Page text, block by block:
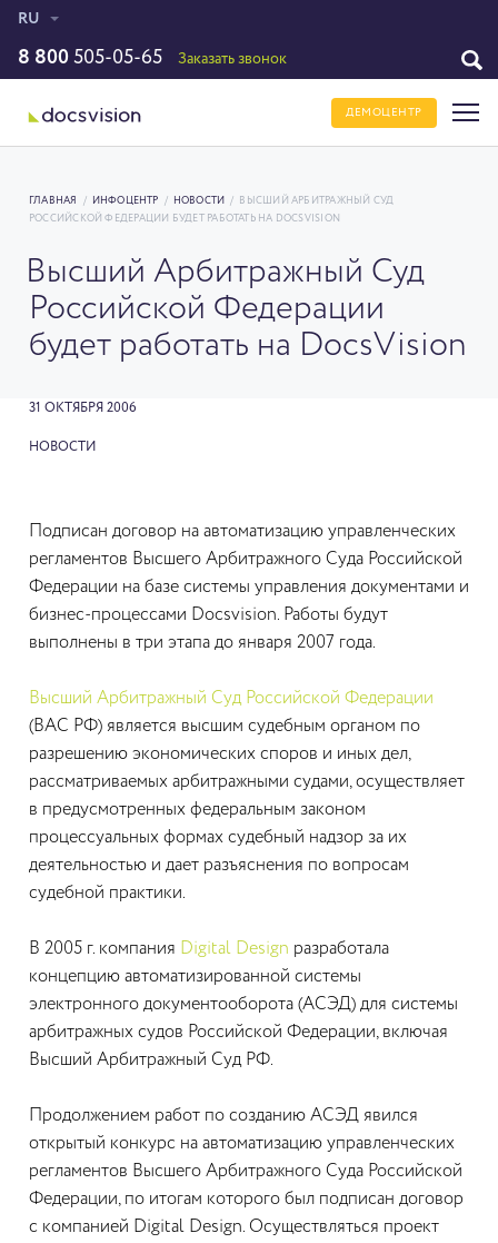
RU
8 800 505-05-65 Заказать звонок
ДЕМОЦЕНТР
ГЛАВНАЯ / ИНФОЦЕНТР / НОВОСТИ /
ВЫСШИЙ АРБИТРАЖНЫЙ СУД
РОССИЙСКОЙ ФЕДЕРАЦИИ БУДЕТ РАБОТАТЬ НА DOCSVISION
Высший Арбитражный Суд
Российской Федерации
будет работать на DocsVision
31 ОКТЯБРЯ 2006
НОВОСТИ
Подписан договор на автоматизацию управленческих
регламентов Высшего Арбитражного Суда Российской
Федерации на базе системы управления документами и
бизнес-процессами Docsvision. Работы будут
выполнены в три этапа до января 2007 года.
Высший Арбитражный Суд Российской Федерации
(ВАС РФ) является высшим судебным органом по
разрешению экономических споров и иных дел,
рассматриваемых арбитражными судами, осуществляет
в предусмотренных федеральным законом
процессуальных формах судебный надзор за их
деятельностью и дает разъяснения по вопросам
судебной практики.
В 2005 г. компания Digital Design разработала
концепцию автоматизированной системы
электронного документооборота (АСЭД) для системы
арбитражных судов Российской Федерации, включая
Высший Арбитражный Суд РФ.
Продолжением работ по созданию АСЭД явился
открытый конкурс на автоматизацию управленческих
регламентов Высшего Арбитражного Суда Российской
Федерации, по итогам которого был подписан договор
с компанией Digital Design. Осуществляться проект